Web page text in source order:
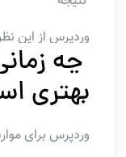
وردپرس از این
چه
بهتری
وردپرس برای